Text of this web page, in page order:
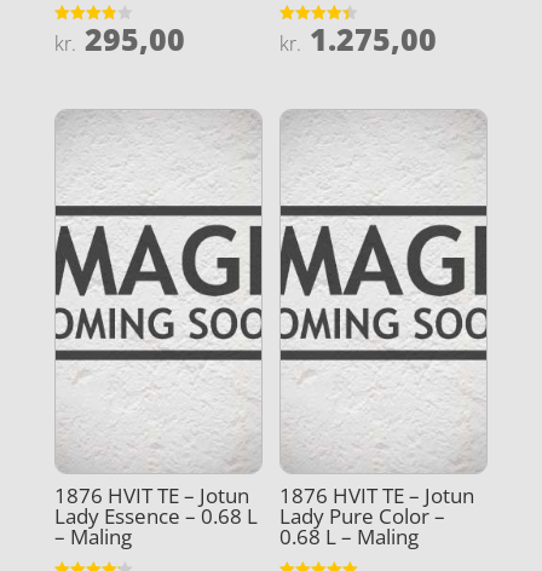
Vurderet
3.9
kr. 295,00
Vurderet
4.4
kr. 1.275,00
1876 HVIT TE – Jotun
Lady Essence – 0.68 L
– Maling
1876 HVIT TE – Jotun
Lady Pure Color –
0.68 L – Maling